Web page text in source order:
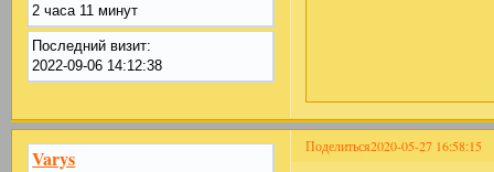
2 часа 11 минут
Последний визит:
2022-09-06 14:12:38
Поделиться2020-05-27 16:58:15
Varys